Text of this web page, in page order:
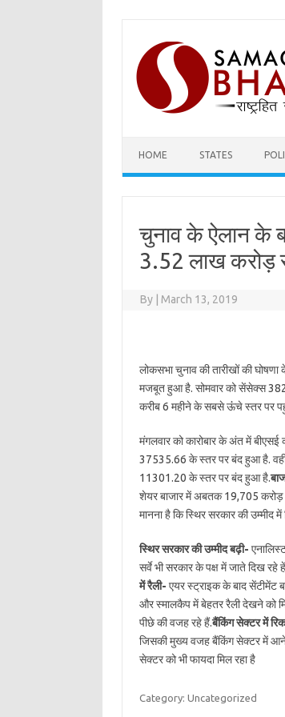
content
HOME STATES
चुनाव के ऐलान के
3.52 लाख करोड़
By March 13, 2019
लोकसभा चुनाव की तारीखों की
मजबूत हुआ है. सोमवार को सेंसेक्स
करीब 6 महीने के सबसे ऊंंचे स्‍तर पर
मंगलवार को कारोबार के अंत में
37535.66 के स्तर पर बंद हुआ है.
11301.20 के स्तर पर बंद हुआ है.
शेयर बाजार में अबतक 19,705 करोड़
मानना है कि स्थिर सरकार की उम्मीद
स्थिर सरकार की उम्मीद बढ़ी-
सर्वे भी सरकार के पक्ष में जाते दिख रहे
में रैली- एयर स्ट्राइक के बाद सेंटीमेंट
और स्मालकैप में बेहतर रैली देखने को
पीछे की वजह रहे हैं.बैंकिंग सेक्टर में
जिसकी मुख्य वजह बैंकिंग सेक्टर में आने
सेक्टर को भी फायदा मिल रहा है
Category: Uncategorized